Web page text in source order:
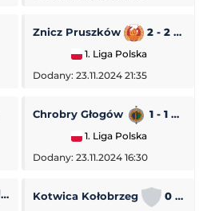
Pogoń Siedlce
Znicz Pruszków 2 - 2
1. Liga Polska
Dodany: 23.11.2024 21:35
GKS Tychy
Chrobry Głogów 1 - 1
1. Liga Polska
Dodany: 23.11.2024 16:30
Stal Rzeszów
Kotwica Kołobrzeg 0 - 5